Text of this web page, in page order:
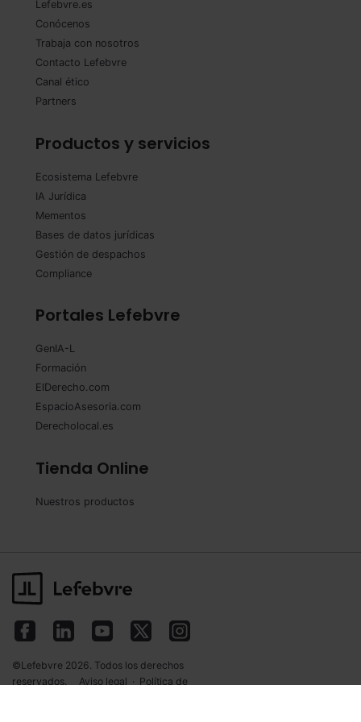
Lefebvre.es
Conócenos
Trabaja con nosotros
Contacto Lefebvre
Canal ético
Partners
Productos y servicios
Ecosistema Lefebvre
IA Jurídica
Mementos
Bases de datos jurídicas
Gestión de despachos
Compliance
Portales Lefebvre
GenIA-L
Formación
ElDerecho.com
EspacioAsesoria.com
Derecholocal.es
Tienda Online
Nuestros productos
©Lefebvre 2026. Todos los derechos
reservados.
Aviso legal · Política de